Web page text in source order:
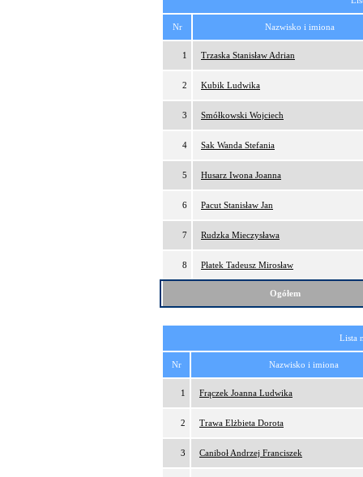
Nr Nazwisko i imiona
1 Trzaska Stanisław Adrian
2 Kubik Ludwika
3 Smółkowski Wojciech
4 Sak Wanda Stefania
5 Husarz Iwona Joanna
6 Pacut Stanisław Jan
7 Rudzka Mieczysława
8 Płatek Tadeusz Mirosław
Ogółem
Lista
Nr Nazwisko i imiona
1 Frączek Joanna Ludwika
2 Trawa Elżbieta Dorota
3 Caniboł Andrzej Franciszek